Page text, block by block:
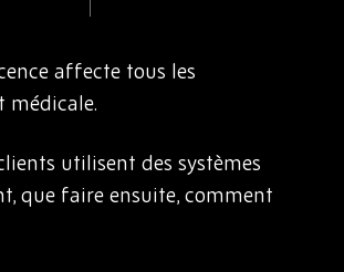
affecte tous les
médicale.
utilisent des systèmes
que faire ensuite, comment